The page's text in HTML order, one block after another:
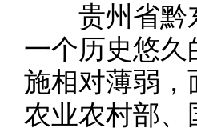
贵州省黔东
一个历史悠
施相对薄弱，
农业农村部、